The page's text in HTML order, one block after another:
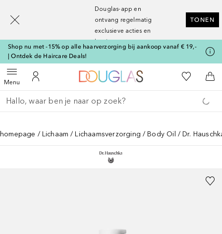
Douglas-app en
ontvang regelmatig
exclusieve acties en
kortingen
TONEN
Shop nu met -15% op alle haarverzorging bij aankoop vanaf € 19,-
| Ontdek de Haircare Deals!
MenuOpen menuNaar Mijn Account
Naar Douglas Home
Naar Mijn
Ga terug
Zoekopdracht uitvoeren
homepage Lichaam Lichaamsverzorging Body Oil Dr.
[navigation.slideout.screenreader]